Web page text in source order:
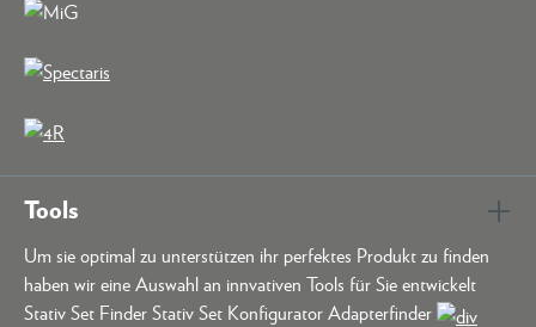
Tools
Um sie optimal zu unterstützen ihr perfektes Produkt zu finden
haben wir eine Auswahl an innvativen Tools für Sie entwickelt
Stativ Set Finder Stativ Set Konfigurator Adapterfinder